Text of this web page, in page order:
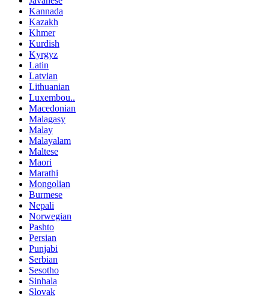
Kannada
Kazakh
Khmer
Kurdish
Kyrgyz
Latin
Latvian
Lithuanian
Luxembou..
Macedonian
Malagasy
Malay
Malayalam
Maltese
Maori
Marathi
Mongolian
Burmese
Nepali
Norwegian
Pashto
Persian
Punjabi
Serbian
Sesotho
Sinhala
Slovak